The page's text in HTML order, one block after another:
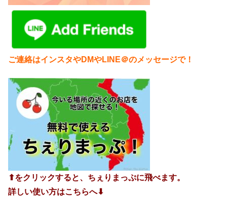
ご連絡はインスタやDMやLINE＠のメッセージで！
⬆︎をクリックすると、ちぇりまっぷに飛べます。
詳しい使い方はこちらへ⬇︎